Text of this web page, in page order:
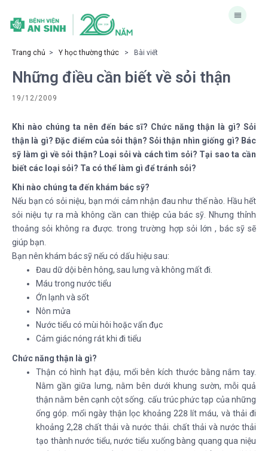
Trang chủ > Y học thường thức > Bài viết
Những điều cần biết về sỏi thận
19/12/2009
Khi nào chúng ta nên đến bác sĩ? Chức năng thận là gì? Sỏi
thận là gì? Đặc điểm của sỏi thận? Sỏi thận nhìn giống gì? Bác
sỹ làm gì về sỏi thận? Loại sỏi và cách tìm sỏi? Tại sao ta cần
biết các loại sỏi? Ta có thể làm gì để tránh sỏi?
Khi nào chúng ta đến khám bác sỹ?
Nếu bạn có sỏi niệu, bạn mới cảm nhận đau như thế nào. Hầu hết
sỏi niệu tự ra mà không cần can thiệp của bác sỹ. Nhưng thỉnh
thoảng sỏi không ra được. trong trường hợp sỏi lớn , bác sỹ sẽ
giúp bạn.
Bạn nên khám bác sỹ nếu có dấu hiệu sau:
Đau dữ dội bên hông, sau lưng và không mất đi.
Máu trong nước tiểu
Ớn lạnh và sốt
Nôn mửa
Nước tiểu có mùi hôi hoặc vẩn đục
Cảm giác nóng rát khi đi tiểu
Chức năng thận là gì?
Thận có hình hạt đậu, mổi bên kích thước bằng nắm tay.
Nằm gần giữa lưng, nằm bên dưới khung sườn, mỗi quả
thận nằm bên cạnh cột sống. cấu trúc phức tạp của những
ống góp. mổi ngày thận lọc khoảng 228 lít máu, và thải đi
khoảng 2,28 chất thải và nước thải. chất thải và nước thải
tạo thành nước tiểu, nước tiểu xuống bàng quang qua niệu